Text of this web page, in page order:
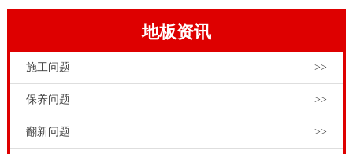
磨损层（三氧化二铝）较薄,翻修时一定使其耐磨损层损
4mm的实木地板、复合实木地板木地板和竹木地板才可
以开展翻修。上海体育馆专用运动木地板价格，
体育木
备；体育场馆建筑工程其它工程基本完工，把体育木地
地板资讯
施工问题 >>
保养问题 >>
翻新问题 >>